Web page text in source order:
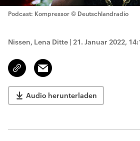
Podcast: Kompressor © Deutschlandradio
Nissen, Lena Ditte | 21. Januar 2022,
Link
kopieren/teilen
Email
Audio herunterladen